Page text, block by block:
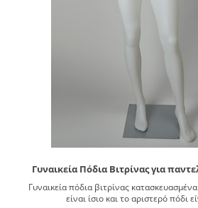
Γυναικεία Πόδια Βιτρίνας για
Γυναικεία πόδια βιτρίνας
είναι ίσιο και το αριστερό πόδι